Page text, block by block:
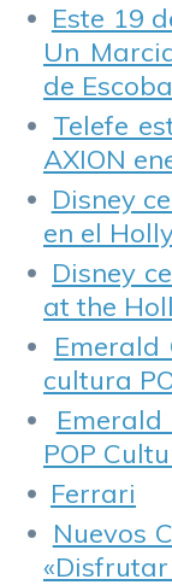
Este 19
Un
de
Telefe
AXION
Disney
en el
Disney
at the
cultura
POP
Ferrari
Nuevos
«Disfrutar